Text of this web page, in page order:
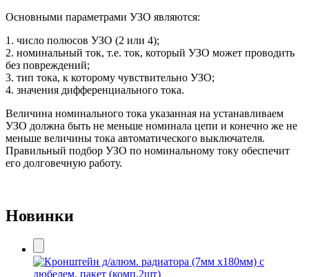
Основными параметрами УЗО являются:
1. число полюсов УЗО (2 или 4);
2. номинальный ток, т.е. ток, который УЗО может проводить
без повреждений;
3. тип тока, к которому чувствительно УЗО;
4. значения дифференциального тока.
Величина номинального тока указанная на устанавливаем
УЗО должна быть не меньше номинала цепи и конечно же не
меньше величины тока автоматического выключателя.
Правильный подбор УЗО по номинальному току обеспечит
его долговечную работу.
Новинки